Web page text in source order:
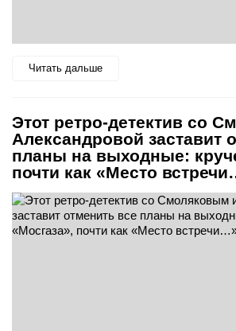
Читать дальше
Этот ретро-детектив со
Александровой заставит
планы на выходные:
почти как «Место